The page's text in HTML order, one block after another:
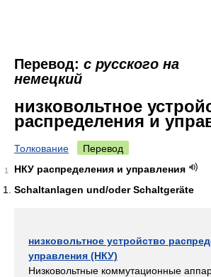
Перевод: с русского на
немецкий
низковольтное
распределения и
Толкование Перевод
1
НКУ распределения и управления
Schaltanlagen und/oder Schaltgeräte
низковольтное устройство
управления (НКУ)
Низковольтные коммутационные